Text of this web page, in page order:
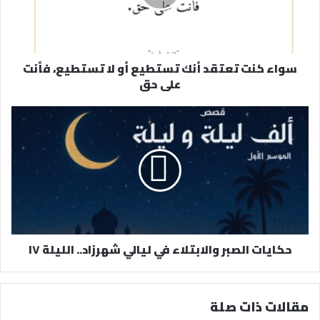
سواء كنت تعتقد أنك تستطيع أو لا تستطيع، فأنت
على حق
حكايات الصبر والابتلاء في ليالي شهرزاد.. الليلة ١٧
مقالات ذات صلة